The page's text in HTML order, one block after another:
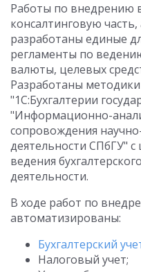
Работы по внедрению
консалтинговую
разработаны единые
регламенты по
валюты, целевых
Разработаны
"1С:Бухгалтерии
"Информационно-
сопровождения
деятельности СПбГУ"
ведения
деятельности.
В ходе работ по
автоматизированы:
Бухгалтерский
Налоговый учет;